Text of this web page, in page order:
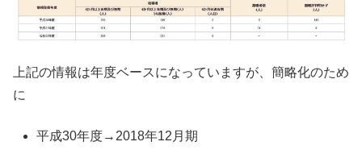
上記の情報は年度ベースになっていますが、簡略化のため
に
平成30年度→2018年12月期